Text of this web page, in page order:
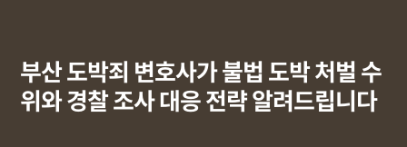
부산 도박죄 변호사가 불법 도박 처벌 수
위와 경찰 조사 대응 전략 알려드립니다